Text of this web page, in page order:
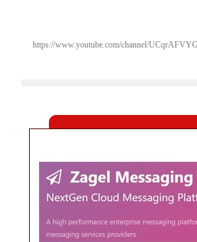
https://www.youtube.com/channel/